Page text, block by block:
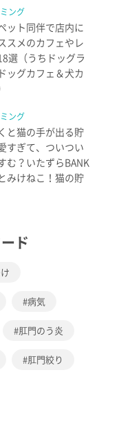
ング
ット同伴で店内に
スメのカフェやレ
選（うちドッグラ
ッグカフェ＆犬カ
ング
と猫の手が出る貯
すぎて、ついつい
む？いたずらBANK
みけねこ！猫の貯
ド
病気
肛門のう炎
肛門絞り